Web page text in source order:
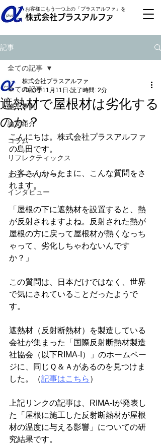
お客様にもう一つ上の「プラスアルファ」を
株式会社プラスアルファ
記事
全ての記事
施工事例
論文紹介
コラム
リフレクティックス
ニュースリリース
インタビュー
全ての記事
遮熱材で屋根材は劣化する
のか？
株式会社プラスアルファ
2023年11月11日 読了時間: 2分
こんにちは。株式会社プラスアルファ
の島田です。
お客さんからたまに、こんな質問をさ
れます。
「屋根の下に遮熱材を設置すると、熱
が反射されますよね。反射された熱が
屋根の方に戻って屋根材が熱くなっち
ゃって、劣化しちゃわないんです
か？」
この質問は、日本だけではなく、世界
で気にされていることだったようで
す。
遮熱材（反射断熱材）を製造している
会社が集まった「国際反射断熱材製造
社協会（以下RIMA-I）」のホームペー
ジに、同じＱ＆Ａがあるのを見つけま
した。（記事はこちら ）
上記リンクの記事は、RIMA-Iが発表し
た「屋根に施工した反射断熱材が屋根
材の温度に与える影響」についての研
究結果です。